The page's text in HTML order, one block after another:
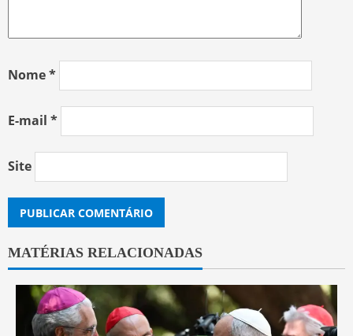
Nome*
E-mail *
Site
MATÉRIAS RELACIONADAS